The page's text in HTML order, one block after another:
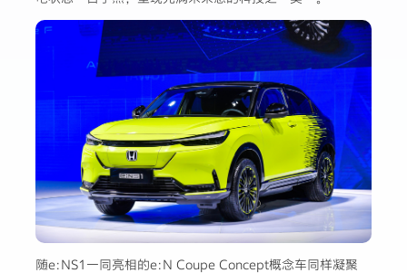
随e:NS1一同亮相的e:N Coupe Concept概念车同样凝聚